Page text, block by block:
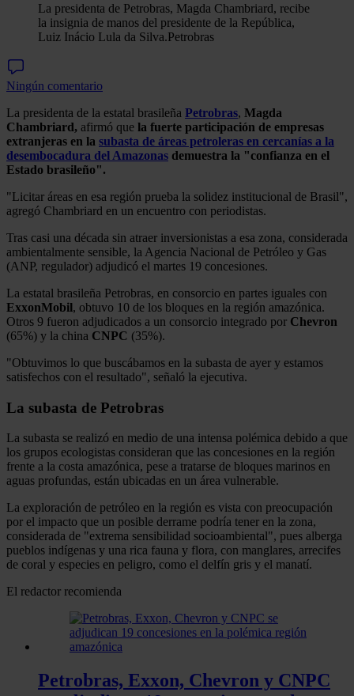
La presidenta de Petrobras, Magda Chambriard, recibe
la insignia de manos del presidente de la República,
Luiz Inácio Lula da Silva.Petrobras
Ningún comentario
La presidenta de la estatal brasileña Petrobras, Magda
Chambriard, afirmó que la fuerte participación de empresas
extranjeras en la subasta de áreas petroleras en cercanías a la
desembocadura del Amazonas demuestra la "confianza en el
Estado brasileño".
"Licitar áreas en esa región prueba la solidez institucional de Brasil",
agregó Chambriard en un encuentro con periodistas.
Tras casi una década sin atraer inversionistas a esa zona, considerada
ambientalmente sensible, la Agencia Nacional de Petróleo y Gas
(ANP, regulador) adjudicó el martes 19 concesiones.
La estatal brasileña Petrobras, en consorcio en partes iguales con
ExxonMobil, obtuvo 10 de los bloques en la región amazónica.
Otros 9 fueron adjudicados a un consorcio integrado por Chevron
(65%) y la china CNPC (35%).
"Obtuvimos lo que buscábamos en la subasta de ayer y estamos
satisfechos con el resultado", señaló la ejecutiva.
La subasta de Petrobras
La subasta se realizó en medio de una intensa polémica debido a que
los grupos ecologistas consideran que las concesiones en la región
frente a la costa amazónica, pese a tratarse de bloques marinos en
aguas profundas, están ubicadas en un área vulnerable.
La exploración de petróleo en la región es vista con preocupación
por el impacto que un posible derrame podría tener en la zona,
considerada de "extrema sensibilidad socioambiental", pues alberga
pueblos indígenas y una rica fauna y flora, con manglares, arrecifes
de coral y especies en peligro, como el delfín gris y el manatí.
El redactor recomienda
Petrobras, Exxon, Chevron y CNPC